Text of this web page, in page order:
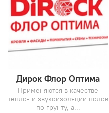
Дирок Флор Оптима
Применяются в качестве
тепло- и звукоизоляции полов
по грунту, а...